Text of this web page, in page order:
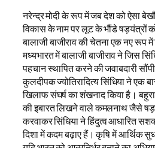
नरेन्द्र मोदी के रूप में जब देश को ऐसा
विकास के नाम पर लूट के भौंडे षड़यंत्रों
बालाजी बाजीराव की चेतना एक नए रूप
मध्यभारत में बालाजी बाजीराव ने जिस
पहचान स्थापित करने की जवाबदारी
कुलदीपक ज्योतिरादित्य सिंधिया ने एक
खिलाफ संघर्ष का शंखनाद किया है।
की इबारत लिखने वाले कमलनाथ जैसे
करवाकर सिंधिया ने हिंदुत्व आधारित
दिशा में कदम बढ़ाए हैं। कृषि में आर्थिक